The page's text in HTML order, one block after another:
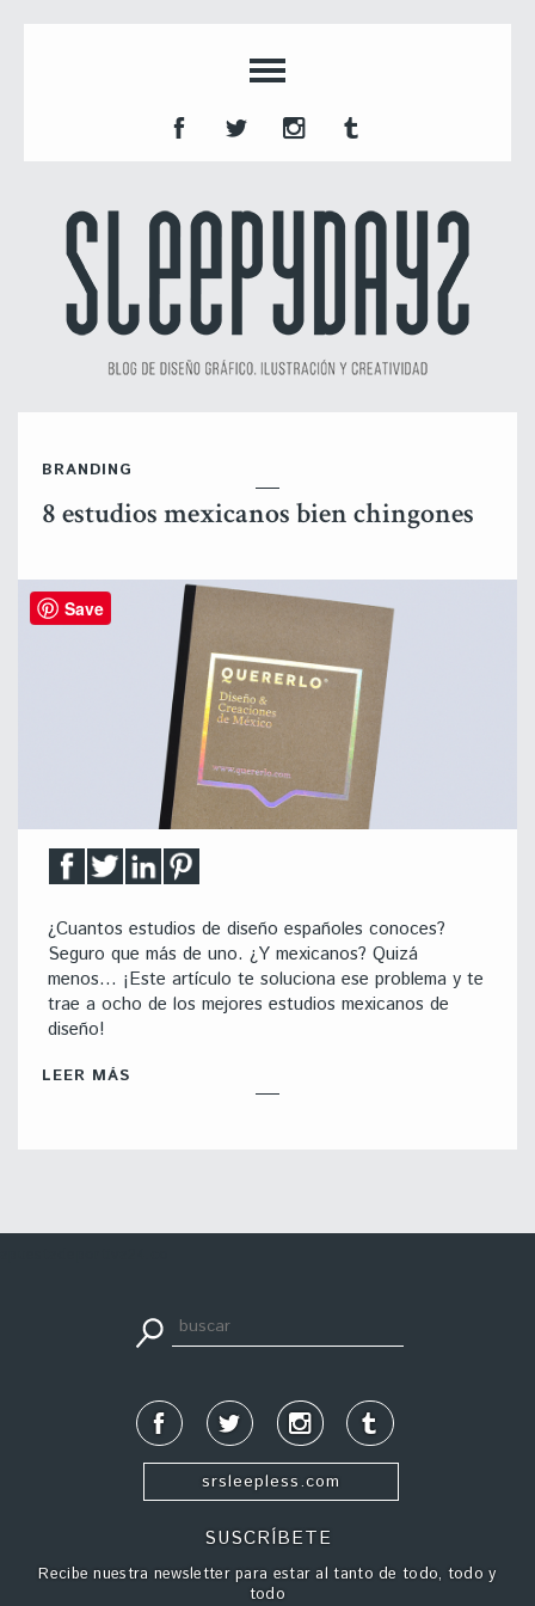
BRANDING
8 estudios mexicanos bien chingones
¿Cuantos estudios de diseño españoles conoces?
Seguro que más de uno. ¿Y mexicanos? Quizá
menos… ¡Este artículo te soluciona ese problema y te
trae a ocho de los mejores estudios mexicanos de
diseño!
LEER MÁS
srsleepless.com
SUSCRÍBETE
Recibe nuestra newsletter para estar al tanto de todo, todo y
todo
Save